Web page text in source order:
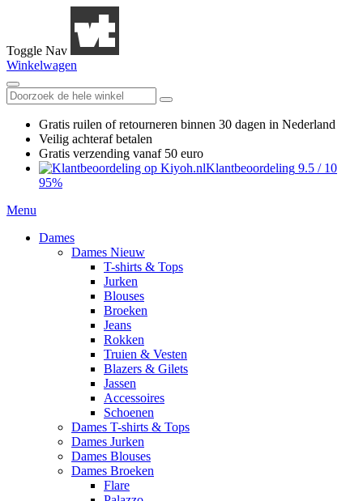
Toggle Nav
Winkelwagen
Gratis ruilen of retourneren binnen 30 dagen in Nederland
Veilig achteraf betalen
Gratis verzending vanaf 50 euro
Klantbeoordeling 9.5 / 10
95%
Menu
Dames
Dames Nieuw
T-shirts & Tops
Jurken
Blouses
Broeken
Jeans
Rokken
Truien & Vesten
Blazers & Gilets
Jassen
Accessoires
Schoenen
Dames T-shirts & Tops
Dames Jurken
Dames Blouses
Dames Broeken
Flare